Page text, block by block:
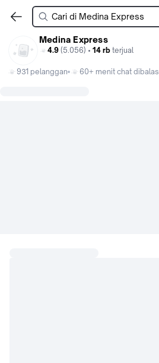
Medina Express
4.9 (5.056) • 14 rb terjual
931 pelanggan
60+ menit chat dibalas